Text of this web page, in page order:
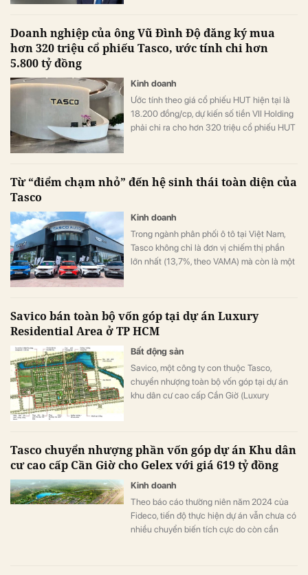
Doanh nghiệp của ông Vũ Đình Độ đăng ký mua
hơn 320 triệu cổ phiếu Tasco, ước tính chi hơn
5.800 tỷ đồng
Kinh doanh
Ước tính theo giá cổ phiếu HUT hiện tại là
18.200 đồng/cp, dự kiến số tiền VII Holding
phải chi ra cho hơn 320 triệu cổ phiếu HUT
Từ “điểm chạm nhỏ” đến hệ sinh thái toàn diện của
Tasco
Kinh doanh
Trong ngành phân phối ô tô tại Việt Nam,
Tasco không chỉ là đơn vị chiếm thị phần
lớn nhất (13,7%, theo VAMA) mà còn là một
Savico bán toàn bộ vốn góp tại dự án Luxury
Residential Area ở TP HCM
Bất động sản
Savico, một công ty con thuộc Tasco,
chuyển nhượng toàn bộ vốn góp tại dự án
khu dân cư cao cấp Cần Giờ (Luxury
Tasco chuyển nhượng phần vốn góp dự án Khu dân
cư cao cấp Cần Giờ cho Gelex với giá 619 tỷ đồng
Kinh doanh
Theo báo cáo thường niên năm 2024 của
Fideco, tiến độ thực hiện dự án vẫn chưa có
nhiều chuyển biến tích cực do còn cần